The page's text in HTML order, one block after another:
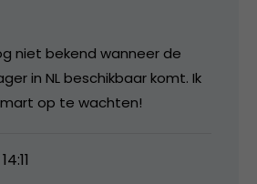
niet bekend wanneer de
in NL beschikbaar komt. Ik
op te wachten!